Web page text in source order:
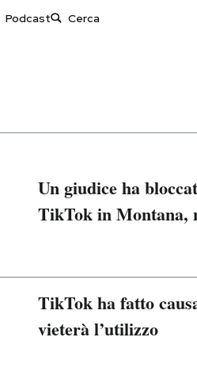
Podcast
Moda
Ok Boomer!
Un giudice ha
TikTok in Montana,
TikTok ha fatto
vieterà l’utilizzo